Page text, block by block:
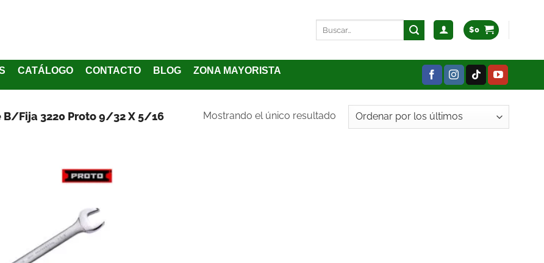
$0
CATÁLOGO CONTACTO BLOG ZONA MAYORISTA
B/Fija 3220 Proto 9/32 X 5/16 Mostrando el único resultado
Añadir
lista
de
deseos